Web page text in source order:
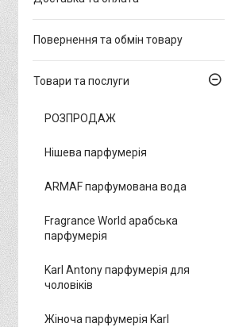
Повернення та обмін товару
Товари та послуги
РОЗПРОДАЖ
Нішева парфумерія
ARMAF парфумована вода
Fragrance World арабська
парфумерія
Karl Antony парфумерія для
чоловіків
Жіноча парфумерія Karl